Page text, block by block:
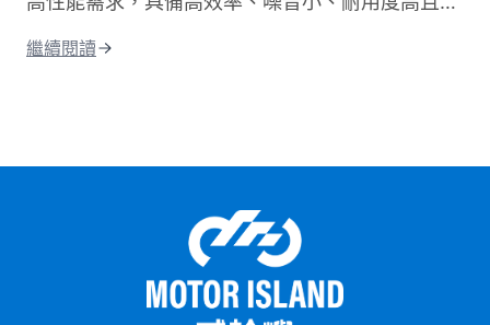
佳，能減少熱衰竭。這篇文章將從水冷引擎的運作
繼續閱讀